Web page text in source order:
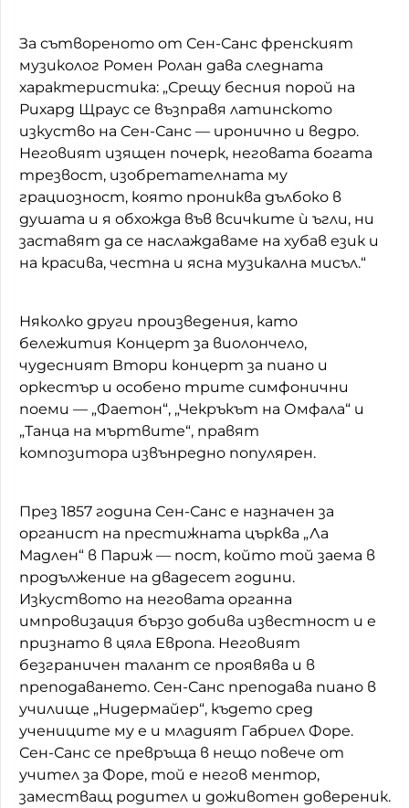
За сътвореното от Сен-Санс френският
музиколог Ромен Ролан дава следната
характеристика: „Срещу бесния порой на
Рихард Щраус се възправя латинското
изкуство на Сен-Санс — иронично и ведро.
Неговият изящен почерк, неговата богата
трезвост, изобретателната му
грациозност, която прониква дълбоко в
душата и я обхожда във всичките ѝ ъгли, ни
заставят да се наслаждаваме на хубав език и
на красива, честна и ясна музикална мисъл.“
Няколко други произведения, като
бележития Концерт за виолончело,
чудесният Втори концерт за пиано и
оркестър и особено трите симфонични
поеми — „Фаетон“, „Чекръкът на Омфала“ и
„Танца на мъртвите“, правят
композитора извънредно популярен.
През 1857 година Сен-Санс е назначен за
органист на престижната църква „Ла
Мадлен“ в Париж — пост, който той заема в
продължение на двадесет години.
Изкуството на неговата органна
импровизация бързо добива известност и е
признато в цяла Европа. Неговият
безграничен талант се проявява и в
преподаването. Сен-Санс преподава пиано в
училище „Нидермайер“, където сред
учениците му е и младият Габриел Форе.
Сен-Санс се превръща в нещо повече от
учител за Форе, той е негов ментор,
заместващ родител и доживотен довереник.